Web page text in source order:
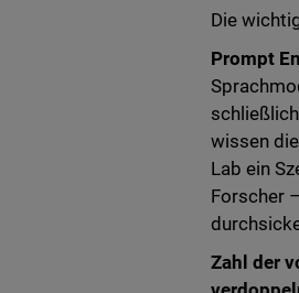
Die
Prompt
wissen
Lab ein
Forscher
Zahl der